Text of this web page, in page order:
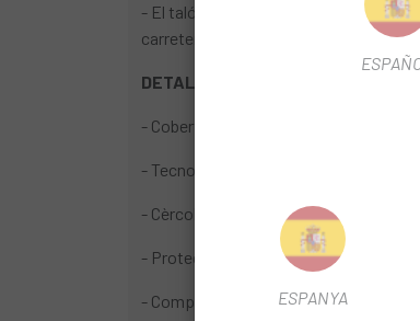
- El taló de compost Carboni/Kevlar
carretera
DETALLS
- Coberta: 60TPI
- Tecnologia Tubeless
- Cèrcol: Plegable
- Protecció Antipunxades: R- Shield
- Compost: RR-E ESPANYA